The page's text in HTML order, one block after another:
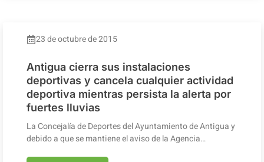
23 de octubre de 2015
Antigua cierra sus instalaciones
deportivas y cancela cualquier actividad
deportiva mientras persista la alerta por
fuertes lluvias
La Concejalía de Deportes del Ayuntamiento de Antigua y
debido a que se mantiene el aviso de la Agencia…